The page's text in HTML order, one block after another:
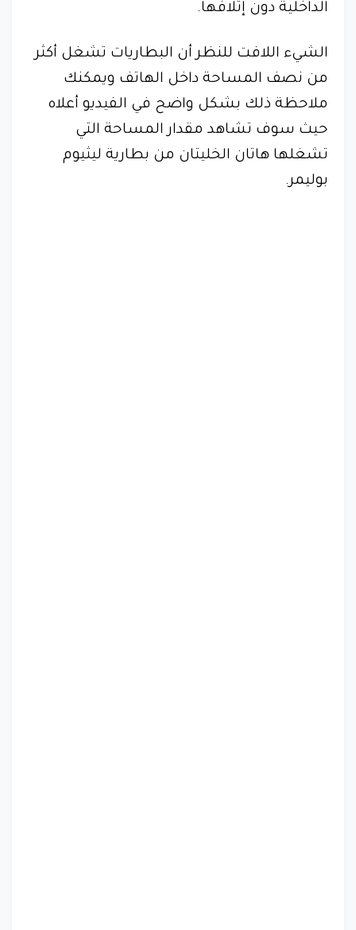
الداخلية دون إتلافها.
الشيء اللافت للنظر أن البطاريات تشغل أكثر
من نصف المساحة داخل الهاتف ويمكنك
ملاحظة ذلك بشكل واضح في الفيديو أعلاه
حيث سوف تشاهد مقدار المساحة التي
تشغلها هاتان الخليتان من بطارية ليثيوم
بوليمر.